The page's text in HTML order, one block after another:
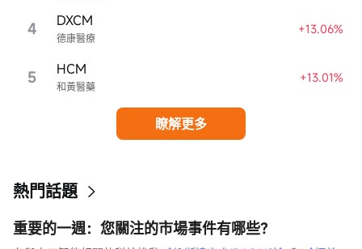
4 德康醫療
DXCM +13.06%
5 和黃醫藥
HCM +13.01%
瞭解更多
熱門話題
重要的一週：您關注的市場事件有哪些？